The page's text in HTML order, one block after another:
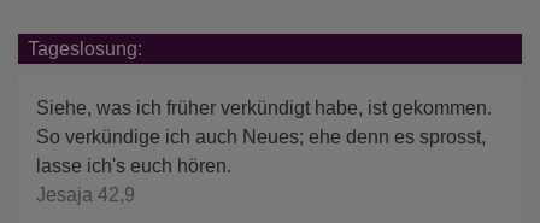
Tageslosung:
Siehe, was ich früher verkündigt habe, ist gekommen.
So verkündige ich auch Neues; ehe denn es sprosst,
lasse ich's euch hören.
Jesaja 42,9